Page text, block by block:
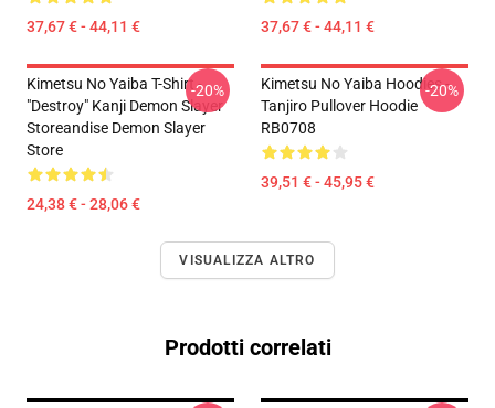
37,67 € - 44,11 € 37,67 € - 44,11 €
Kimetsu No Yaiba T-Shirt -
"Destroy" Kanji Demon Slayer
Storeandise Demon Slayer
Store
24,38 € - 28,06 €
-20%
Kimetsu No Yaiba Hoodies -
Tanjiro Pullover Hoodie
RB0708
39,51 € - 45,95 €
-20%
VISUALIZZA ALTRO
Prodotti correlati